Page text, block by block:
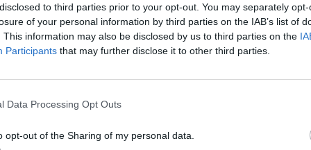
to third parties prior to your opt-out. You may separately
of your personal information by third parties on the IAB’s list of
This information may also be disclosed by us to third parties on the
Participants that may further disclose it to other third parties.
Data Processing Opt Outs
opt-out of the Sharing of my personal data.
Battista Calì, presidente dell’Odcec di
non decolla perché c’è stato
per metabolizzarlo e perché è una
complessa con problemi interpretativi
l’avevano detto e questo è il
binario. Tutta la manovra si regge sulla
riconfermati come il cuneo fiscale. Ma